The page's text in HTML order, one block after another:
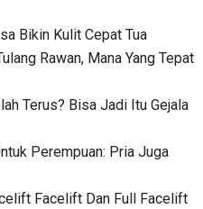
Bikin Kulit Cepat Tua
Rawan, Mana Yang Tepat
Terus? Bisa Jadi Itu Gejala
Perempuan: Pria Juga
Facelift Dan Full Facelift